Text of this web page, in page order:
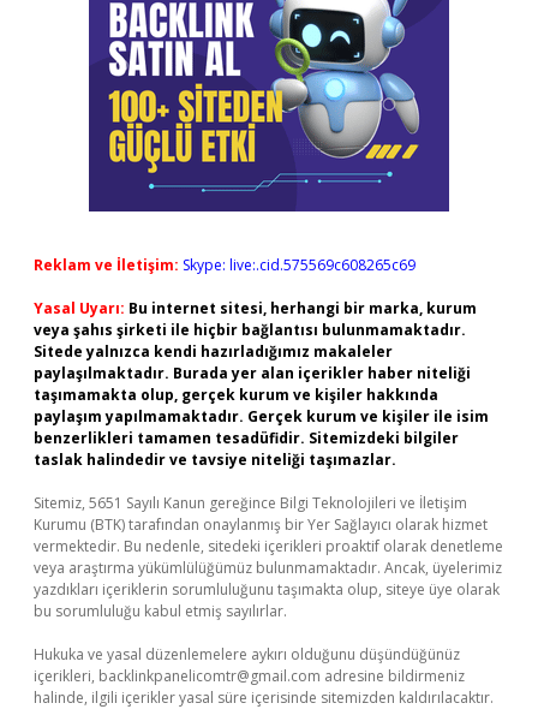
Reklam ve İletişim: Skype: live:.cid.575569c608265c69
Yasal Uyarı: Bu internet sitesi, herhangi bir marka, kurum
veya şahıs şirketi ile hiçbir bağlantısı bulunmamaktadır.
Sitede yalnızca kendi hazırladığımız makaleler
paylaşılmaktadır. Burada yer alan içerikler haber niteliği
taşımamakta olup, gerçek kurum ve kişiler hakkında
paylaşım yapılmamaktadır. Gerçek kurum ve kişiler ile isim
benzerlikleri tamamen tesadüfidir. Sitemizdeki bilgiler
taslak halindedir ve tavsiye niteliği taşımazlar.
Sitemiz, 5651 Sayılı Kanun gereğince Bilgi Teknolojileri ve İletişim
Kurumu (BTK) tarafından onaylanmış bir Yer Sağlayıcı olarak hizmet
vermektedir. Bu nedenle, sitedeki içerikleri proaktif olarak denetleme
veya araştırma yükümlülüğümüz bulunmamaktadır. Ancak, üyelerimiz
yazdıkları içeriklerin sorumluluğunu taşımakta olup, siteye üye olarak
bu sorumluluğu kabul etmiş sayılırlar.
Hukuka ve yasal düzenlemelere aykırı olduğunu düşündüğünüz
içerikleri, backlinkpanelicomtr@gmail.com adresine bildirmeniz
halinde, ilgili içerikler yasal süre içerisinde sitemizden kaldırılacaktır.